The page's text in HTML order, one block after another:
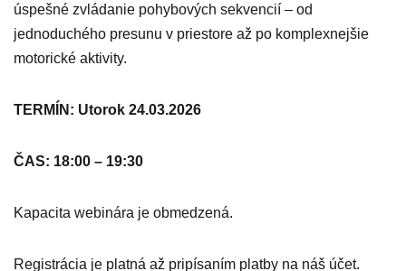
úspešné zvládanie pohybových sekvencií – od
jednoduchého presunu v priestore až po komplexnejšie
motorické aktivity.
TERMÍN: Utorok 24.03.2026
ČAS: 18:00 – 19:30
Kapacita webinára je obmedzená.
Registrácia je platná až pripísaním platby na náš účet.